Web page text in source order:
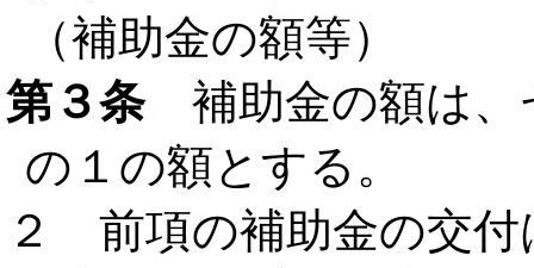
（補助金の額等）
第３条補助金の額は、
の１の額とする。
２ 前項の補助金の交付